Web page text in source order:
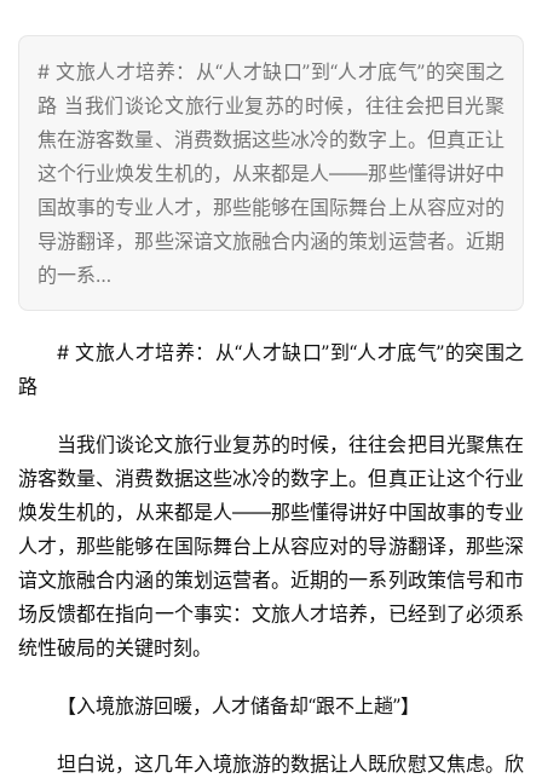
# 文旅人才培养：从“人才缺口”到“人才底气”的突围之
路 当我们谈论文旅行业复苏的时候，往往会把目光聚
焦在游客数量、消费数据这些冰冷的数字上。但真正让
这个行业焕发生机的，从来都是人——那些懂得讲好中
国故事的专业人才，那些能够在国际舞台上从容应对的
导游翻译，那些深谙文旅融合内涵的策划运营者。近期
的一系…
# 文旅人才培养：从“人才缺口”到“人才底气”的突围之
路
当我们谈论文旅行业复苏的时候，往往会把目光聚焦在
游客数量、消费数据这些冰冷的数字上。但真正让这个行业
焕发生机的，从来都是人——那些懂得讲好中国故事的专业
人才，那些能够在国际舞台上从容应对的导游翻译，那些深
谙文旅融合内涵的策划运营者。近期的一系列政策信号和市
场反馈都在指向一个事实：文旅人才培养，已经到了必须系
统性破局的关键时刻。
【入境旅游回暖，人才储备却“跟不上趟”】
坦白说，这几年入境旅游的数据让人既欣慰又焦虑。欣